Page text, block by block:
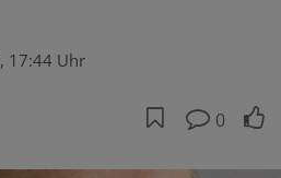
17:44 Uhr
0